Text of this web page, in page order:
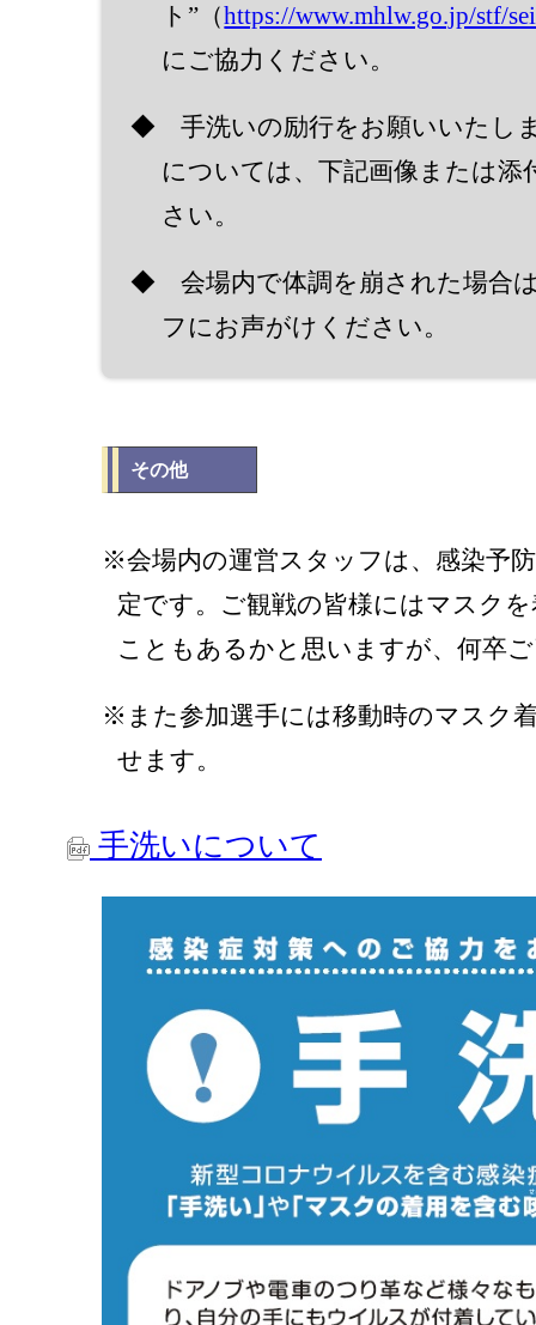
ト”（https://www.mhlw.go.jp/stf/
にご協力ください。
◆ 手洗いの励行をお願いいたし
については、下記画像または添
さい。
◆ 会場内で体調を崩された場合
フにお声がけください。
その他
※会場内の運営スタッフは、感染予
定です。ご観戦の皆様にはマスク
こともあるかと思いますが、何卒
※また参加選手には移動時のマスク
せます。
手洗いについて